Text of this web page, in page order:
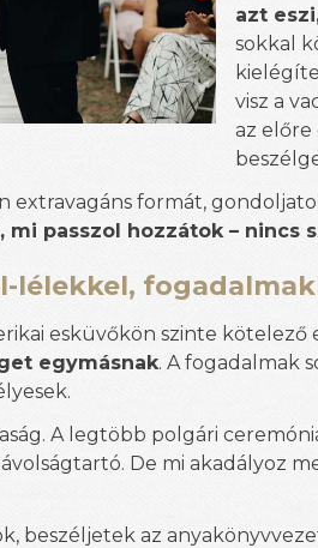
azt
sokkal
visz a
az
extravagáns formát,
passzol hozzátok – nincs
lélekkel,
esküvőkön szinte kötelező
egymásnak. A fogadalmak
A legtöbb polgári
De mi akadályoz
beszéljetek az